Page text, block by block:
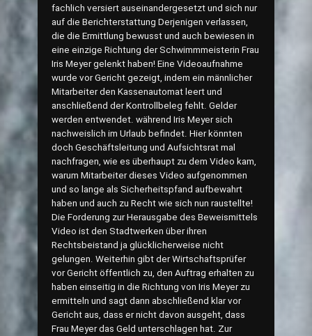
fachlich versiert auseinandergesetzt und sich nur
auf die Berichterstattung Derjenigen verlassen,
die die Ermittlung bewusst und auch bewiesen in
eine einzige Richtung der Schwimmmeisterin Frau
Iris Meyer gelenkt haben! Eine Videoaufnahme
wurde vor Gericht gezeigt, indem ein männlicher
Mitarbeiter den Kassenautomat leert und
anschließend der Kontrollbeleg fehlt. Gelder
werden entwendet. während Iris Meyer sich
nachweislich im Urlaub befindet. Hier könnten
doch Geschäftsleitung und Aufsichtsrat mal
nachfragen, wie es überhaupt zu dem Video kam,
warum Mitarbeiter dieses Video aufgenommen
und so lange als Sicherheitspfand aufbewahrt
haben und auch zu Recht wie sich nun raustellte!
Die Forderung zur Herausgabe des Beweismittels
Video ist den Stadtwerken über ihren
Rechtsbeistand ja glücklicherweise nicht
gelungen. Weiterhin gibt der Wirtschaftsprüfer
vor Gericht öffentlich zu, den Auftrag erhalten zu
haben einseitig in die Richtung von Iris Meyer zu
ermitteln und sagt dann abschließend klar vor
Gericht aus, dass er nicht davon ausgeht, dass
Frau Meyer das Geld unterschlagen hat. Zur